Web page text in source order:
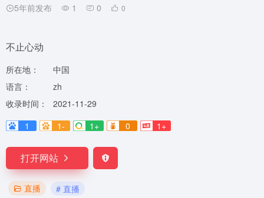
5年前发布 1 0 0
不止心动
所在地：
中国
语言：
zh
收录时间：
2021-11-29
1
1- 1+ 0 1+
打开网站
直播 # 直播